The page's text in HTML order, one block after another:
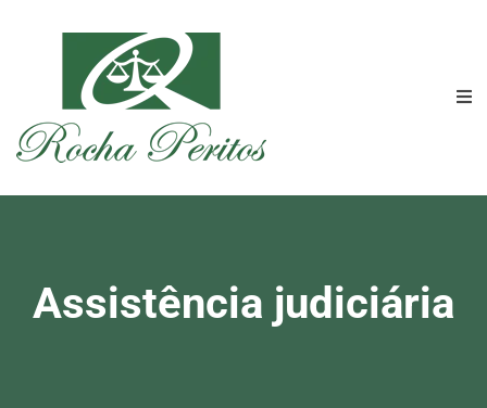
Assistência judiciária